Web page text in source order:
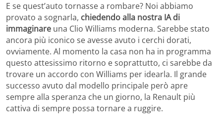
E se quest’auto tornasse a rombare? Noi abbiamo
provato a sognarla, chiedendo alla nostra IA di
immaginare una Clio Williams moderna. Sarebbe stato
ancora più iconico se avesse avuto i cerchi dorati,
ovviamente. Al momento la casa non ha in programma
questo attesissimo ritorno e soprattutto, ci sarebbe da
trovare un accordo con Williams per idearla. Il grande
successo avuto dal modello principale però apre
sempre alla speranza che un giorno, la Renault più
cattiva di sempre possa tornare a ruggire.